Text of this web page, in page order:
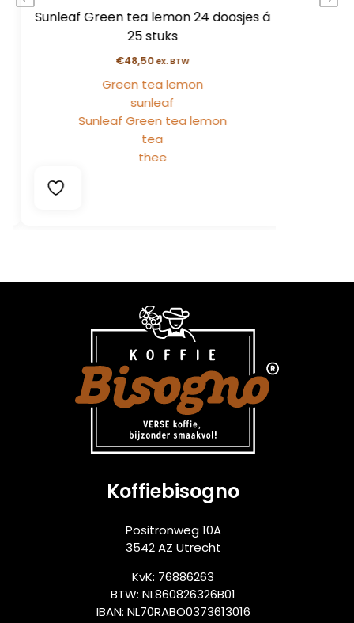
Sunleaf Green tea lemon 24 doosjes á
25 stuks
48,50ex. BTW
Green tea lemon
sunleaf
Sunleaf Green tea lemon
tea
thee
Koffiebisogno
Positronweg 10A
3542 AZ Utrecht
KvK: 76886263
BTW: NL860826326B01
IBAN: NL70RABO0373613016